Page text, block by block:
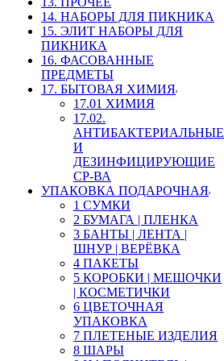
14. НАБОРЫ ДЛЯ ПИКНИКА
15. ЭЛИТ НАБОРЫ ДЛЯ
ПИКНИКА
16. ФАСОВАННЫЕ
ПРЕДМЕТЫ
17. БЫТОВАЯ ХИМИЯ
17.01 ХИМИЯ
17.02.
АНТИБАКТЕРИАЛЬНЫЕ
И
ДЕЗИНФИЦИРУЮЩИЕ
СР-ВА
УПАКОВКА ПОДАРОЧНАЯ
1 СУМКИ
2 БУМАГА | ПЛЕНКА
3 БАНТЫ | ЛЕНТА |
ШНУР | ВЕРЁВКА
4 ПАКЕТЫ
5 КОРОБКИ | МЕШОЧКИ
| КОСМЕТИЧКИ
6 ЦВЕТОЧНАЯ
УПАКОВКА
7 ПЛЕТЕНЫЕ ИЗДЕЛИЯ
8 ШАРЫ